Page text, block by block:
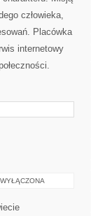
człowieka,
Placówka
internetowy